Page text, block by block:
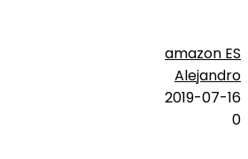
amazon ES
Alejandro
2019-07-16
0